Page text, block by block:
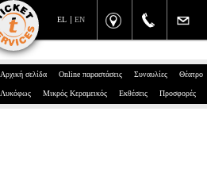
EN
EL
Αρχική σελίδα Online παραστάσεις Συναυλίες Θέατρο
Λυκόφως Μικρός Κεραμεικός Εκθέσεις Προσφορές